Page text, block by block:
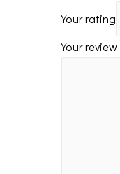
Your rating
Your review